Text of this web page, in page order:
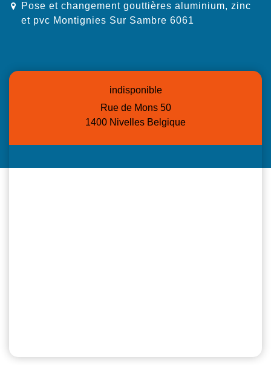
Pose et changement gouttières aluminium, zinc
et pvc Montignies Sur Sambre 6061
indisponible
Rue de Mons 50
1400 Nivelles Belgique